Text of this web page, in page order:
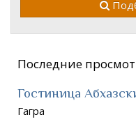
Последние
Гостиница
Гагра